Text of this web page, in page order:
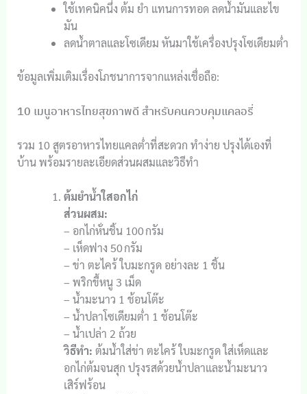
ใช้เทคนิคนึ่ง ต้ม ยำ แทนการทอด ลดน้ำมันและไข
มัน
ลดน้ำตาลและโซเดียม หันมาใช้เครื่องปรุงโซเดียมต่ำ
ข้อมูลเพิ่มเติมเรื่องโภชนาการจากแหล่งเชื่อถือ:
10 เมนูอาหารไทยสุขภาพดี สำหรับคนควบคุมแคลอรี่
รวม 10 สูตรอาหารไทยแคลต่ำที่สะดวก ทำง่าย ปรุงได้เองที่
บ้าน พร้อมรายละเอียดส่วนผสมและวิธีทำ
ต้มยำน้ำใสอกไก่
ส่วนผสม:
– อกไก่หั่นชิ้น 100 กรัม
– เห็ดฟาง 50 กรัม
– ข่า ตะไคร้ ใบมะกรูด อย่างละ 1 ชิ้น
– พริกขี้หนู 3 เม็ด
– น้ำมะนาว 1 ช้อนโต๊ะ
– น้ำปลาโซเดียมต่ำ 1 ช้อนโต๊ะ
– น้ำเปล่า 2 ถ้วย
วิธีทำ: ต้มน้ำใส่ข่า ตะไคร้ ใบมะกรูด ใส่เห็ดและ
อกไก่ต้มจนสุก ปรุงรสด้วยน้ำปลาและน้ำมะนาว
เสิร์ฟร้อน